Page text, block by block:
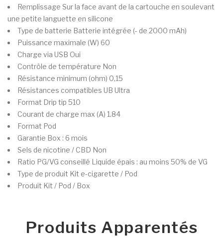
Remplissage Sur la face avant de la cartouche en soulevant
une petite languette en silicone
Type de batterie Batterie intégrée (- de 2000 mAh)
Puissance maximale (W) 60
Charge via USB Oui
Contrôle de température Non
Résistance minimum (ohm) 0,15
Résistances compatibles UB Ultra
Format Drip tip 510
Courant de charge max (A) 1.84
Format Pod
Garantie Box : 6 mois
Sels de nicotine / CBD Non
Ratio PG/VG conseillé Liquide épais : au moins 50% de VG
Type de produit Kit e-cigarette / Pod
Produit Kit / Pod / Box
Produits Apparentés